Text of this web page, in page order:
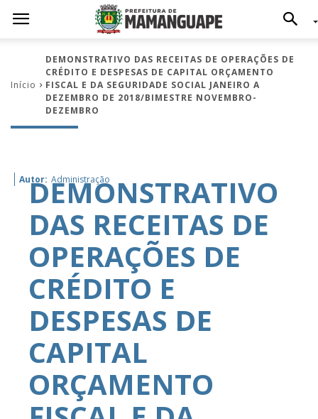
Início
DEMONSTRATIVO DAS RECEITAS DE OPERAÇÕES DE
CRÉDITO E DESPESAS DE CAPITAL ORÇAMENTO
FISCAL E DA SEGURIDADE SOCIAL JANEIRO A
DEZEMBRO DE 2018/BIMESTRE NOVEMBRO-
DEZEMBRO
Autor: Administração
DEMONSTRATIVO
DAS RECEITAS DE
OPERAÇÕES DE
CRÉDITO E
DESPESAS DE
CAPITAL
ORÇAMENTO